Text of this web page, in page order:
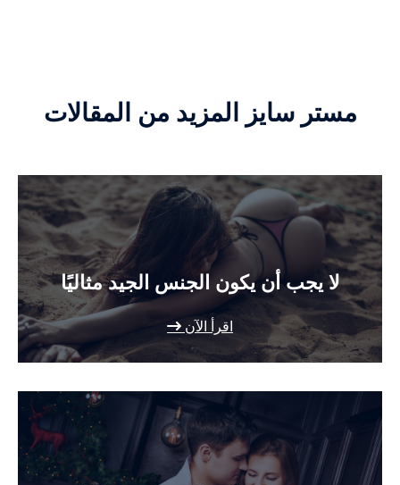
مستر سايز المزيد من المقالات
لا يجب أن يكون الجنس الجيد مثاليًا
اقرأ الآن